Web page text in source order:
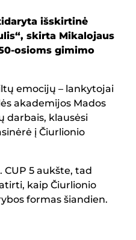
išskirtinė
skirta Mikalojaus
osioms gimimo
emocijų – lankytojai
akademijos Mados
darbais, klausėsi
į Čiurlionio
CUP 5 aukšte, tad
kaip Čiurlionio
formas šiandien.